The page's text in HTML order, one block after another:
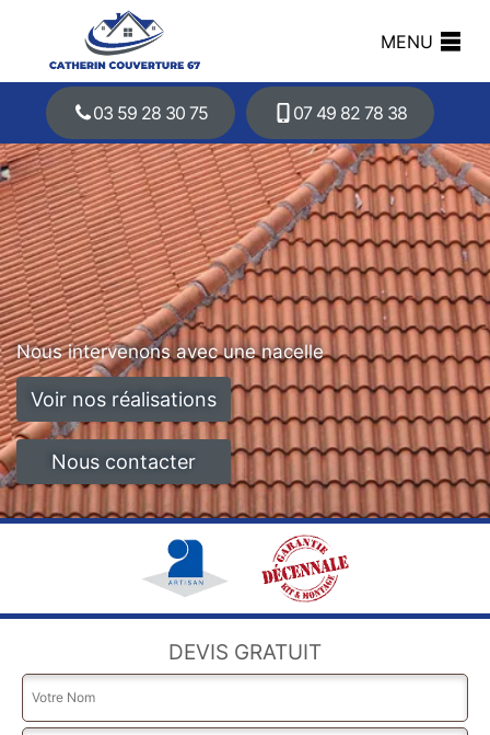
MENU
03 59 28 30 75 07 49 82 78 38
Nous intervenons avec une nacelle
Voir nos réalisations
Nous contacter
DEVIS GRATUIT